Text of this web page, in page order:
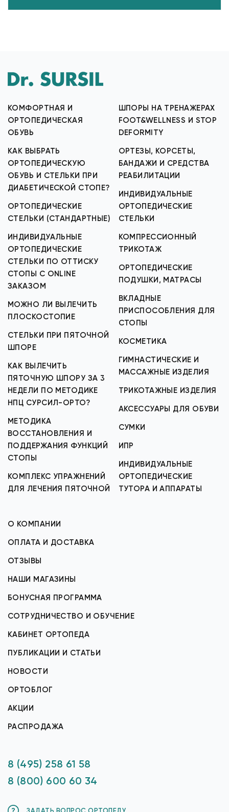
КОМФОРТНАЯ И
ОРТОПЕДИЧЕСКАЯ
ОБУВЬ
КАК ВЫБРАТЬ
ОРТОПЕДИЧЕСКУЮ
ОБУВЬ И СТЕЛЬКИ ПРИ
ДИАБЕТИЧЕСКОЙ СТОПЕ?
ОРТОПЕДИЧЕСКИЕ
СТЕЛЬКИ (СТАНДАРТНЫЕ)
ИНДИВИДУАЛЬНЫЕ
ОРТОПЕДИЧЕСКИЕ
СТЕЛЬКИ ПО ОТТИСКУ
СТОПЫ С ONLINE
ЗАКАЗОМ
МОЖНО ЛИ ВЫЛЕЧИТЬ
ПЛОСКОСТОПИЕ
СТЕЛЬКИ ПРИ ПЯТОЧНОЙ
ШПОРЕ
КАК ВЫЛЕЧИТЬ
ПЯТОЧНУЮ ШПОРУ ЗА 3
НЕДЕЛИ ПО МЕТОДИКЕ
НПЦ СУРСИЛ-ОРТО?
МЕТОДИКА
ВОССТАНОВЛЕНИЯ И
ПОДДЕРЖАНИЯ ФУНКЦИЙ
СТОПЫ
КОМПЛЕКС УПРАЖНЕНИЙ
ДЛЯ ЛЕЧЕНИЯ ПЯТОЧНОЙ
ШПОРЫ НА ТРЕНАЖЕРАХ
FOOT&WELLNESS И STOP
DEFORMITY
ОРТЕЗЫ, КОРСЕТЫ,
БАНДАЖИ И СРЕДСТВА
РЕАБИЛИТАЦИИ
ИНДИВИДУАЛЬНЫЕ
ОРТОПЕДИЧЕСКИЕ
СТЕЛЬКИ
КОМПРЕССИОННЫЙ
ТРИКОТАЖ
ОРТОПЕДИЧЕСКИЕ
ПОДУШКИ, МАТРАСЫ
ВКЛАДНЫЕ
ПРИСПОСОБЛЕНИЯ ДЛЯ
СТОПЫ
КОСМЕТИКА
ГИМНАСТИЧЕСКИЕ И
МАССАЖНЫЕ ИЗДЕЛИЯ
ТРИКОТАЖНЫЕ ИЗДЕЛИЯ
АКСЕССУАРЫ ДЛЯ ОБУВИ
СУМКИ
ИПР
ИНДИВИДУАЛЬНЫЕ
ОРТОПЕДИЧЕСКИЕ
ТУТОРА И АППАРАТЫ
О КОМПАНИИ
ОПЛАТА И ДОСТАВКА
ОТЗЫВЫ
НАШИ МАГАЗИНЫ
БОНУСНАЯ ПРОГРАММА
СОТРУДНИЧЕСТВО И ОБУЧЕНИЕ
КАБИНЕТ ОРТОПЕДА
ПУБЛИКАЦИИ И СТАТЬИ
НОВОСТИ
ОРТОБЛОГ
АКЦИИ
РАСПРОДАЖА
8 (495) 258 61 58
8 (800) 600 60 34
ЗАДАТЬ ВОПРОС ОРТОПЕДУ